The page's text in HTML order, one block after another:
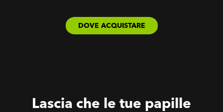
DOVE ACQUISTARE
Lascia che le tue papille